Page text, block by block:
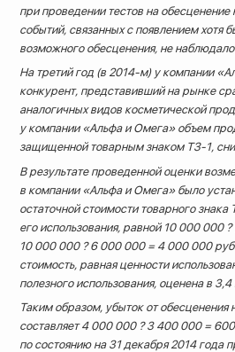
при проведении тестов на обесценение
событий, связанных с появлением хотя
возможного обесценения, не
На третий год (в 2014-м) у компании
конкурент, представивший на рынке
аналогичных видов косметической
у компании «Альфа и Омега» объем
защищенной товарным знаком ТЗ-1,
В результате проведенной оценки
в компании «Альфа и Омега» было
остаточной стоимости товарного
его использования, равной 10 000 000
10 000 000 ? 6 000 000 = 4 000 000
стоимость, равная ценности
полезного использования, оценена в 3,4
Таким образом, убыток от обесценения
составляет 4 000 000 ? 3 400 000 =
по состоянию на 31 декабря 2014 года